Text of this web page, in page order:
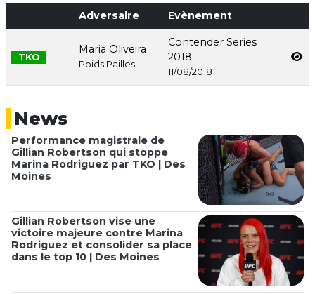
Adversaire Evènement
TKO
Maria Oliveira
Poids Pailles
Contender Series
2018
11/08/2018
News
Performance magistrale de
Gillian Robertson qui stoppe
Marina Rodriguez par TKO | Des
Moines
Gillian Robertson vise une
victoire majeure contre Marina
Rodriguez et consolider sa place
dans le top 10 | Des Moines